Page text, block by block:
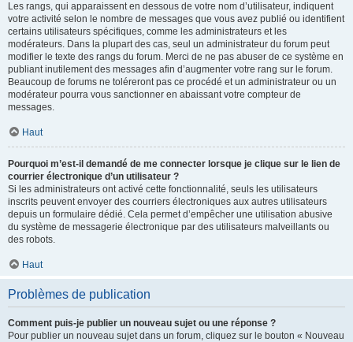
Les rangs, qui apparaissent en dessous de votre nom d’utilisateur, indiquent
votre activité selon le nombre de messages que vous avez publié ou identifient
certains utilisateurs spécifiques, comme les administrateurs et les
modérateurs. Dans la plupart des cas, seul un administrateur du forum peut
modifier le texte des rangs du forum. Merci de ne pas abuser de ce système en
publiant inutilement des messages afin d’augmenter votre rang sur le forum.
Beaucoup de forums ne toléreront pas ce procédé et un administrateur ou un
modérateur pourra vous sanctionner en abaissant votre compteur de
messages.
Haut
Pourquoi m’est-il demandé de me connecter lorsque je clique sur le lien de
courrier électronique d’un utilisateur ?
Si les administrateurs ont activé cette fonctionnalité, seuls les utilisateurs
inscrits peuvent envoyer des courriers électroniques aux autres utilisateurs
depuis un formulaire dédié. Cela permet d’empêcher une utilisation abusive
du système de messagerie électronique par des utilisateurs malveillants ou
des robots.
Haut
Problèmes de publication
Comment puis-je publier un nouveau sujet ou une réponse ?
Pour publier un nouveau sujet dans un forum, cliquez sur le bouton « Nouveau